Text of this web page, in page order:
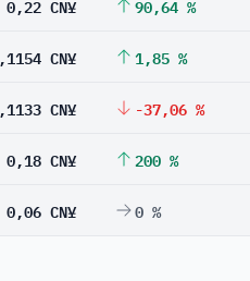
0,22 CN¥ 90,64 %
CN¥ 1,85 %
CN¥ -37,06 %
0,18 CN¥ 200 %
0,06 CN¥ 0 %